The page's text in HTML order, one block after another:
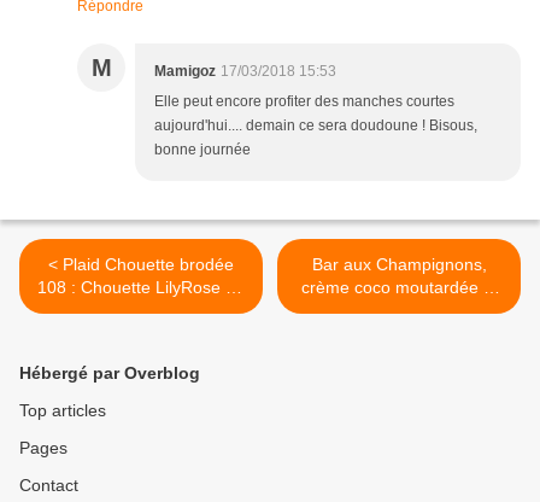
Répondre
M Mamigoz 17/03/2018 15:53
Elle peut encore profiter des manches courtes
aujourd'hui.... demain ce sera doudoune ! Bisous,
bonne journée
< Plaid Chouette brodée
108 : Chouette LilyRose en
Karl Lagerfeld
Bar aux Champignons,
crème coco moutardée et
Garam Masala >
Hébergé par Overblog
Top articles
Pages
Contact